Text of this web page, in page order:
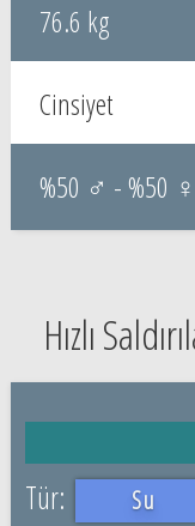
76.6 kg
Cinsiyet
%50 ♂ - %50 ♀
Hızlı
Su